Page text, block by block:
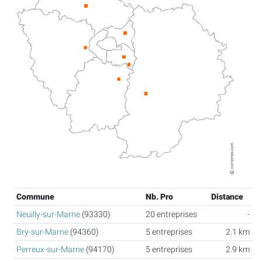
Commune Nb. Pro
Distance
Neuilly-sur-Marne (93330) 20 entreprises
-
Bry-sur-Marne (94360) 5 entreprises
2.1 km
Perreux-sur-Marne (94170) 5 entreprises
2.9 km